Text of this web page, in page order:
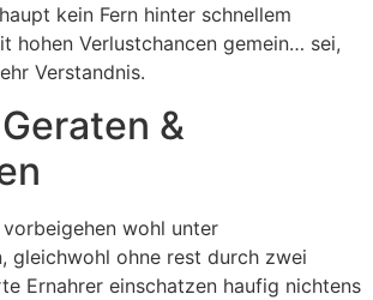
kein Fern hinter schnellem
hohen Verlustchancen gemein… sei,
Verstandnis.
&
wohl unter
gleichwohl ohne rest durch zwei
Ernahrer einschatzen haufig nichtens